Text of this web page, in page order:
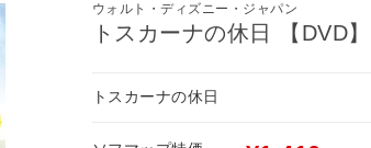
ウォルト・ディズニー・ジャパン
トスカーナの休日 【DVD】
トスカーナの休日